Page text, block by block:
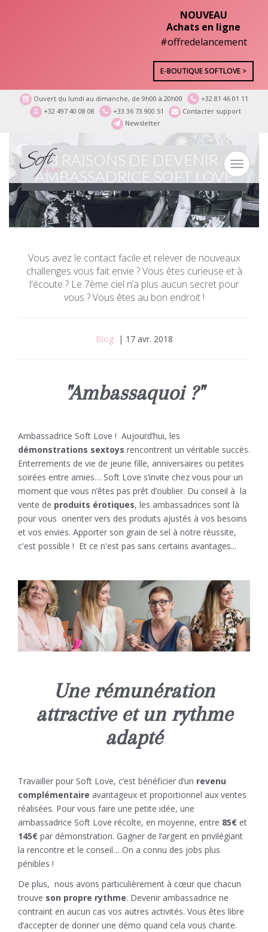
Ouvert du lundi au dimanche, de 9h00 à 20h00
+32 81 46 01 11
+32 497 40 08 08
+33 36 73 900 51
Contacter support
Newsletter
Toggle
3 RAISONS DE DEVENIR
AMBASSADRICE SOFT LOVE
Vous avez le contact facile et relever de nouveaux
challenges vous fait envie ? Vous êtes curieuse et à
l'écoute ? Le 7ème ciel n’a plus aucun secret pour
vous ? Vous êtes au bon endroit !
Blog | 17 avr. 2018
"Ambassaquoi ?"
Ambassadrice Soft Love ! Aujourd’hui, les
démonstrations sextoys rencontrent un véritable succès.
Enterrements de vie de jeune fille, anniversaires ou petites
soirées entre amies… Soft Love s’invite chez vous pour un
moment que vous n’êtes pas prêt d’oublier. Du conseil à la
vente de produits érotiques, les ambassadrices sont là
pour vous orienter vers des produits ajustés à vos besoins
et vos envies. Apporter son grain de sel à notre réussite,
c'est possible ! Et ce n'est pas sans certains avantages...
Une rémunération
attractive et un rythme
adapté
Travailler pour Soft Love, c’est bénéficier d’un revenu
complémentaire avantageux et proportionnel aux ventes
réalisées. Pour vous faire une petite idée, une
ambassadrice Soft Love récolte, en moyenne, entre 85€ et
145€ par démonstration. Gagner de l’argent en privilégiant
la rencontre et le conseil… On a connu des jobs plus
pénibles !
De plus, nous avons particulièrement à cœur que chacun
trouve son propre rythme. Devenir ambassadrice ne
contraint en aucun cas vos autres activités. Vous êtes libre
d’accepter de donner une démo quand cela vous chante.
NOUVEAU
Achats en ligne
#offredelancement
E-BOUTIQUE SOFTLOVE >